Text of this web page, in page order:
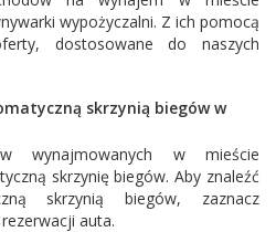
wypożyczalni. Z ich pomocą
dostosowane do naszych
skrzynią biegów w
wynajmowanych w mieście
skrzynię biegów. Aby znaleźć
skrzynią biegów, zaznacz
auta.